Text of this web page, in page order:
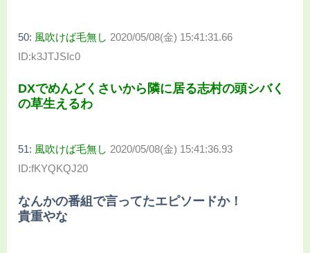
50: 風吹けば毛無し 2020/05/08(金) 15:41:31.66
ID:k3JTJSIc0
DXでめんどくさいから隣に居る志村の頭シバく
の草生えるわ
51: 風吹けば毛無し 2020/05/08(金) 15:41:36.93
ID:fKYQKQJ20
なんかの番組で言ってたエピソードか！
貴重やな